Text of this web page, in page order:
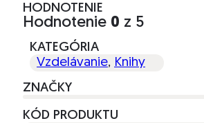
HODNOTENIE
Hodnotenie 0 z 5
KATEGÓRIA
Vzdelávanie, Knihy
ZNAČKY
KÓD PRODUKTU